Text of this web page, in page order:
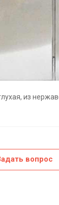
из
вопрос